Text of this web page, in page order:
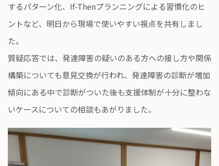
するパターン化、If-Thenプランニングによる習慣化のヒ
ントなど、明日から現場で使いやすい視点を共有しまし
た。
質疑応答では、発達障害の疑いのある方への接し方や関係
構築についても意見交換が行われ、発達障害の診断が増加
傾向にある中で診断がついた後も支援体制が十分に整わな
いケースについての相談もあがりました。